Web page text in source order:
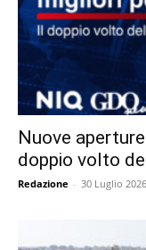
Nuove
doppio volto
Redazione - 30 Luglio 2026